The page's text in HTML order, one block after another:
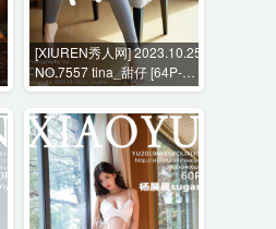
[XIUREN秀人网] 2023.10.25
NO.7557 tina_甜仔 [64P-
596MB]